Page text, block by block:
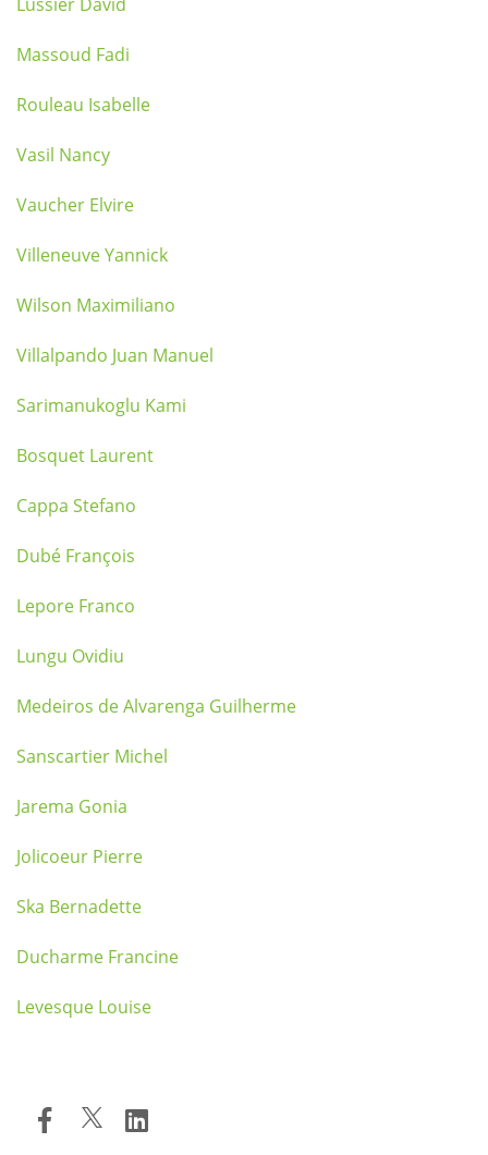
Massoud Fadi
Rouleau Isabelle
Vasil Nancy
Vaucher Elvire
Villeneuve Yannick
Wilson Maximiliano
Villalpando Juan Manuel
Sarimanukoglu Kami
Bosquet Laurent
Cappa Stefano
Dubé François
Lepore Franco
Lungu Ovidiu
Medeiros de Alvarenga Guilherme
Sanscartier Michel
Jarema Gonia
Jolicoeur Pierre
Ska Bernadette
Ducharme Francine
Levesque Louise